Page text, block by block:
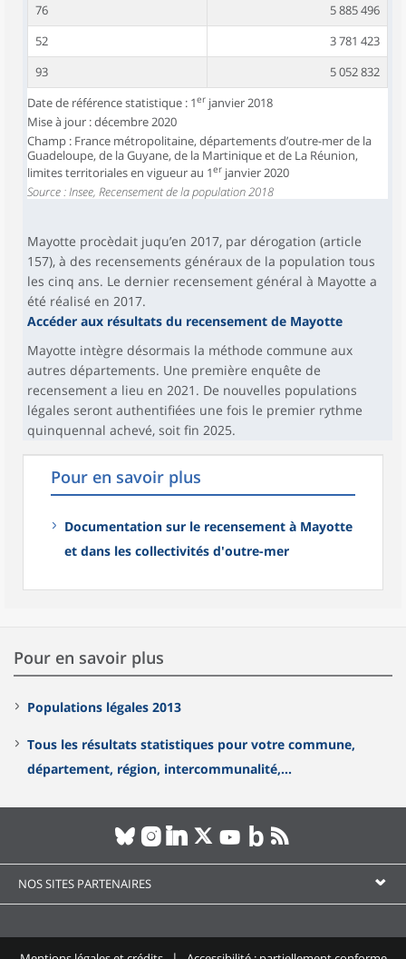
76
5 885 496
52
3 781 423
93
5 052 832
Date de référence statistique : 1er janvier 2018
Mise à jour : décembre 2020
Champ : France métropolitaine, départements d’outre-mer de la
Guadeloupe, de la Guyane, de la Martinique et de La Réunion,
limites territoriales en vigueur au 1er janvier 2020
Source : Insee, Recensement de la population 2018
Mayotte procèdait juqu’en 2017, par dérogation (article
157), à des recensements généraux de la population tous
les cinq ans. Le dernier recensement général à Mayotte a
été réalisé en 2017.
Accéder aux résultats du recensement de Mayotte
Mayotte intègre désormais la méthode commune aux
autres départements. Une première enquête de
recensement a lieu en 2021. De nouvelles populations
légales seront authentifiées une fois le premier rythme
quinquennal achevé, soit fin 2025.
Pour en savoir plus
Documentation sur le recensement à Mayotte
et dans les collectivités d'outre-mer
Pour en savoir plus
Populations légales 2013
Tous les résultats statistiques pour votre commune,
département, région, intercommunalité,...
NOS SITES PARTENAIRES